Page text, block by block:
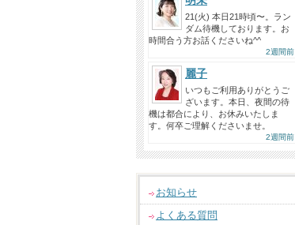
21(火) 本日21時頃〜。ラン
ダム待機しております。お
時間合う方お話くださいね^^
2週間前
麗子
いつもご利用ありがとうご
ざいます。本日、夜間の待
機は都合により、お休みいたしま
す。何卒ご理解くださいませ。
2週間前
お知らせ
よくある質問